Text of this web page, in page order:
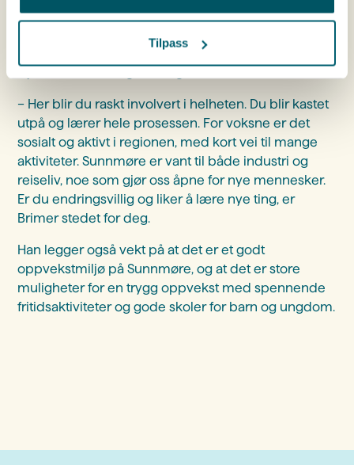
Tilpass
Flytt til Sunnmøre
Avslutningsvis reflekterer Vidar over fordelene ved
– Her blir du raskt involvert i helheten. Du blir kastet
utpå og lærer hele prosessen. For voksne er det
sosialt og aktivt i regionen, med kort vei til mange
aktiviteter. Sunnmøre er vant til både industri og
reiseliv, noe som gjør oss åpne for nye mennesker.
Er du endringsvillig og liker å lære nye ting, er
Brimer stedet for deg.
Han legger også vekt på at det er et godt
oppvekstmiljø på Sunnmøre, og at det er store
muligheter for en trygg oppvekst med spennende
fritidsaktiviteter og gode skoler for barn og ungdom.